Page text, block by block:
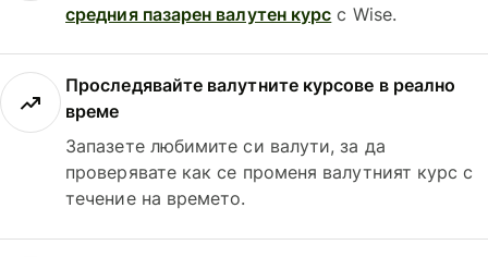
средния пазарен валутен курс с Wise.
Проследявайте валутните курсове в реално
време
Запазете любимите си валути, за да
проверявате как се променя валутният курс с
течение на времето.